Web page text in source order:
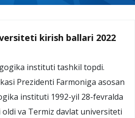
kirish ballari 2022
instituti tashkil topdi.
Prezidenti Farmoniga asosan
instituti 1992-yil 28-fevralda
va Termiz davlat universiteti